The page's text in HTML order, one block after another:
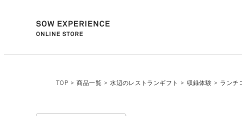
TOP > 商品一覧 > 水辺のレストランギフト > 収録体験 > ランチ